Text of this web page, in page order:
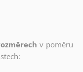
v poměru